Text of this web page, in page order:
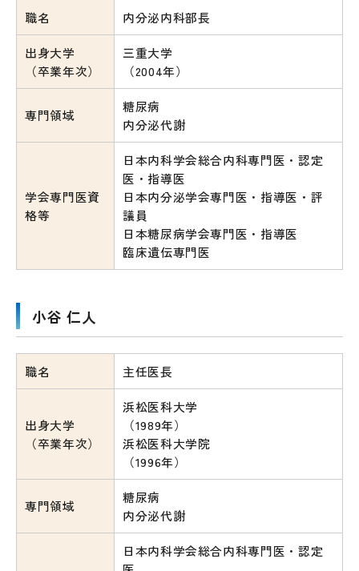
職名 内分泌内科部長
出身大学
（卒業年次）
三重大学
（2004年）
専門領域
糖尿病
内分泌代謝
学会専門医資
格等
日本内科学会総合内科専門医・認定
医・指導医
日本内分泌学会専門医・指導医・評
議員
日本糖尿病学会専門医・指導医
臨床遺伝専門医
小谷 仁人
職名 主任医長
出身大学
（卒業年次）
浜松医科大学
（1989年）
浜松医科大学院
（1996年）
専門領域
糖尿病
内分泌代謝
日本内科学会総合内科専門医・認定